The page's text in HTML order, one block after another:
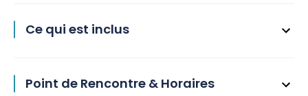
Ce qui est inclus
Point de Rencontre & Horaires